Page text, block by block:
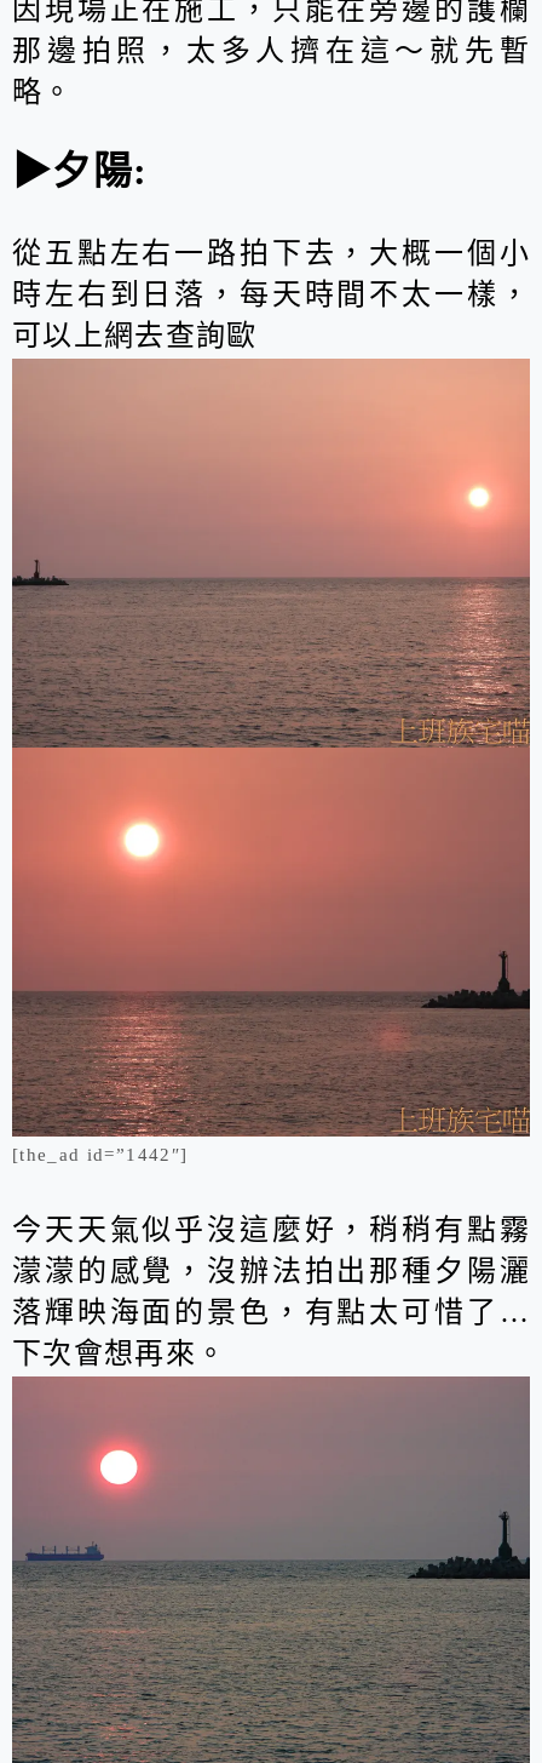
因現場正在施工，只能在旁邊的護欄
那邊拍照，太多人擠在這～就先暫
略。
▶夕陽:
從五點左右一路拍下去，大概一個小
時左右到日落，每天時間不太一樣，
可以上網去查詢歐
[the_ad id=”1442″]
今天天氣似乎沒這麼好，稍稍有點霧
濛濛的感覺，沒辦法拍出那種夕陽灑
落輝映海面的景色，有點太可惜了…
下次會想再來。